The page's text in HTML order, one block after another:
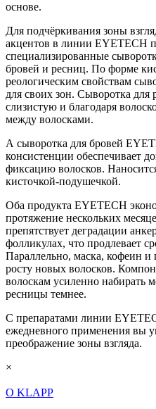
основе.
Для подчёркивания зоны
акцентов в линии EYETECH
специализированные
бровей и ресниц. По форме
реологическим свойствам
для своих зон. Сыворотка для
слизистую и благодаря
между волосками.
А сыворотка для бровей
консистенции обеспечивает
фиксацию волосков.
кисточкой-подушечкой.
Оба продукта EYETECH
протяжение нескольких
препятствует деградации
фолликулах, что продлевает
Параллельно, маска, кофеин
росту новых волосков.
волоскам усиленно набирать
ресницы темнее.
С препаратами линии
ежедневного применения вы
преображение зоны взгляда.
×
О KLAPP